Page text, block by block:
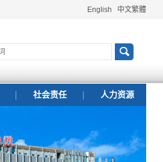
English 中文繁體
社会责任 人力资源